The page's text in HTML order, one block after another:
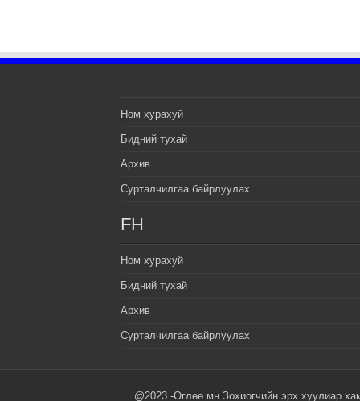
Ном хурахуй
Бидний тухай
Архив
Сурталчилгаа байрлуулах
FH
Ном хурахуй
Бидний тухай
Архив
Сурталчилгаа байрлуулах
@2023 -Өглөө.мн Зохиогчийн эрх хуулиар